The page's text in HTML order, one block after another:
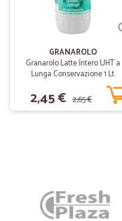
GRANAROLO
Granarolo Latte Intero UHT a
Lunga Conservazione 1 Lt.
2,45 € 2,65 €